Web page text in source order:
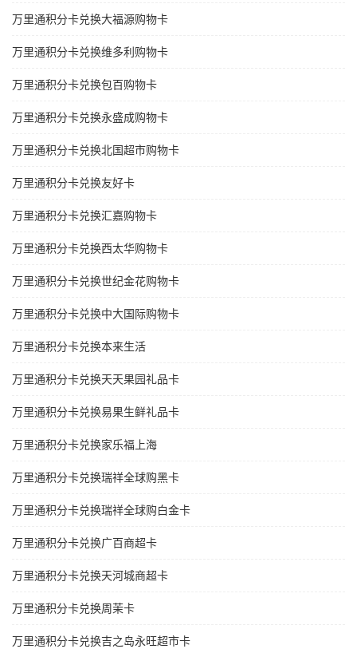
万里通积分卡兑换大福源购物卡
万里通积分卡兑换维多利购物卡
万里通积分卡兑换包百购物卡
万里通积分卡兑换永盛成购物卡
万里通积分卡兑换北国超市购物卡
万里通积分卡兑换友好卡
万里通积分卡兑换汇嘉购物卡
万里通积分卡兑换西太华购物卡
万里通积分卡兑换世纪金花购物卡
万里通积分卡兑换中大国际购物卡
万里通积分卡兑换本来生活
万里通积分卡兑换天天果园礼品卡
万里通积分卡兑换易果生鲜礼品卡
万里通积分卡兑换家乐福上海
万里通积分卡兑换瑞祥全球购黑卡
万里通积分卡兑换瑞祥全球购白金卡
万里通积分卡兑换广百商超卡
万里通积分卡兑换天河城商超卡
万里通积分卡兑换周茉卡
万里通积分卡兑换吉之岛永旺超市卡